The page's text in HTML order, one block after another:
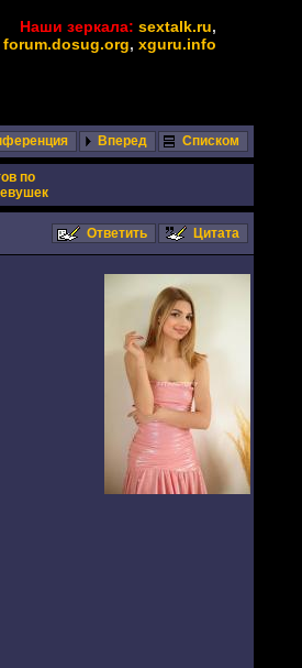
Наши зеркала: sextalk.ru,
forum.dosug.org, xguru.info
Вперед Списком
по
Ответить Цитата